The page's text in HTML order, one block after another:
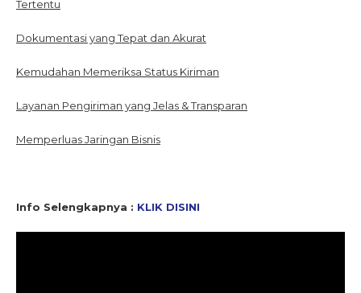
Tertentu
Dokumentasi yang Tepat dan Akurat
Kemudahan Memeriksa Status Kiriman
Layanan Pengiriman yang Jelas & Transparan
Memperluas Jaringan Bisnis
Info Selengkapnya : KLIK DISINI